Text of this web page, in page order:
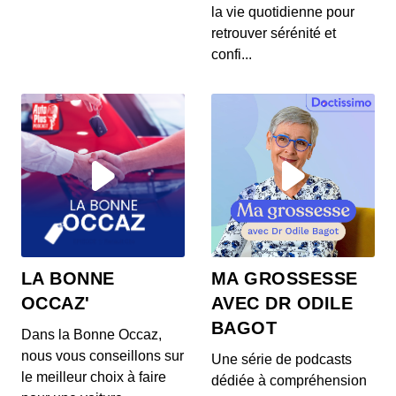
S12E145: L'actu auto du 24 juillet 2020
00:03:37 - IL Y A 6 ANS
Les prix de la Mercedes Classe E restylée, la
S12E144: L'actu auto du 23 juillet 2020
00:03:39 - IL Y A 6 ANS
L’Aston Martin Vanquish 25 par Ian Callum entre
en production. Quel est ce modèle ? On v...
S12E143: L'actu auto du 22 juillet 2020
00:03:25 - IL Y A 6 ANS
1400 ch dans un SUV 100% électrique ? C’est la
nouvelle trouvaille de Ford ! On vos prés...
S12E141: L'actu auto du 21 juillet 2020
00:03:26 - IL Y A 6 ANS
Au menu de ce mardi 21 juillet : des Renault Zoe
la vie quotidienne pour
retrouver sérénité et
confi...
LA BONNE
OCCAZ'
Dans la Bonne Occaz,
nous vous conseillons sur
le meilleur choix à faire
MA GROSSESSE
AVEC DR ODILE
BAGOT
Une série de podcasts
dédiée à compréhension